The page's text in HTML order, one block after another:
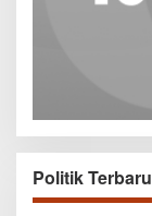
Politik Terbaru